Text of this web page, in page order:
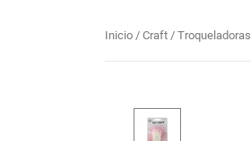
Inicio / Craft / Troqueladoras